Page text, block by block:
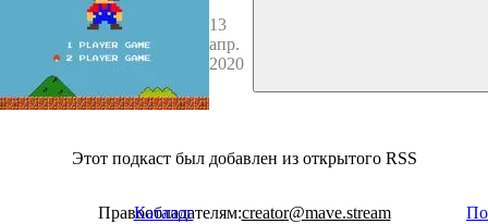
Каталог
13
апр.
2020
Этот подкаст был добавлен из открытого RSS
Правообладателям:creator@mave.stream